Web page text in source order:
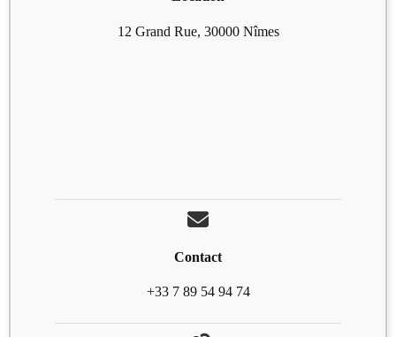
12 Grand Rue, 30000 Nîmes
Contact
+33 7 89 54 94 74